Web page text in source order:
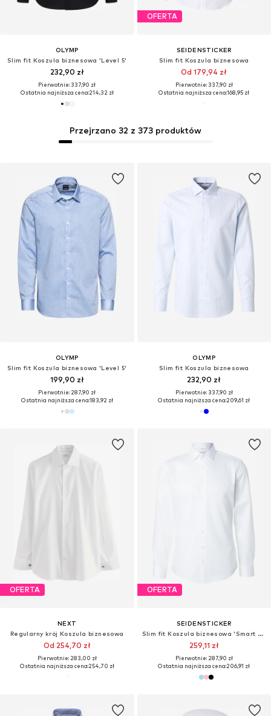
OLYMP
Slim fit Koszula biznesowa 'Level 5'
232,90 zł
Pierwotnie: 337,90 zł
Ostatnia najniższa cena:214,32 zł
OFERTA
SEIDENSTICKER
Slim fit Koszula biznesowa
Od 179,94 zł
Pierwotnie: 337,90 zł
Ostatnia najniższa cena:168,95 zł
OLYMP
Slim fit Koszula biznesowa 'Level 5'
199,90 zł
Pierwotnie: 287,90 zł
Ostatnia najniższa cena:183,92 zł
Przejrzano 32 z 373 produktów
OLYMP
Slim fit Koszula biznesowa
232,90 zł
Pierwotnie: 337,90 zł
Ostatnia najniższa cena:209,61 zł
OFERTA
NEXT
Regularny krój Koszula biznesowa
Od 254,70 zł
Pierwotnie: 283,00 zł
Ostatnia najniższa cena:254,70 zł
OFERTA
SEIDENSTICKER
Slim fit Koszula biznesowa 'Smart Classics'
259,11 zł
Pierwotnie: 287,90 zł
Ostatnia najniższa cena:206,91 zł